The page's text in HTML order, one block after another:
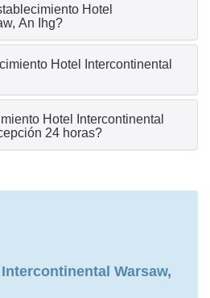
Hotel
An Ihg?
Hotel Intercontinental
Hotel Intercontinental
24 horas?
Warsaw,